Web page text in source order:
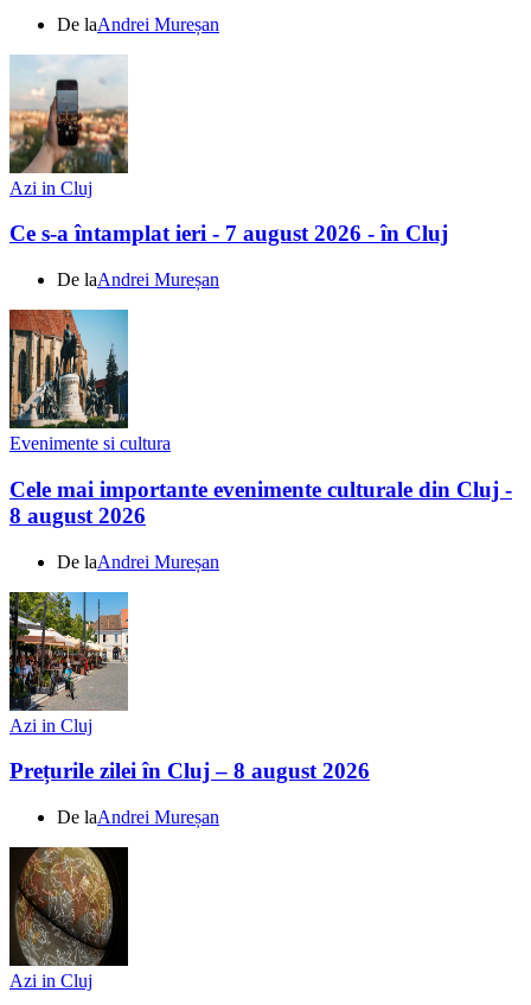
De laAndrei Mureșan
Azi in Cluj
Ce s-a întamplat ieri - 7 august 2026 - în Cluj
De laAndrei Mureșan
Evenimente si cultura
Cele mai importante evenimente culturale din Cluj -
8 august 2026
De laAndrei Mureșan
Azi in Cluj
Prețurile zilei în Cluj – 8 august 2026
De laAndrei Mureșan
Azi in Cluj